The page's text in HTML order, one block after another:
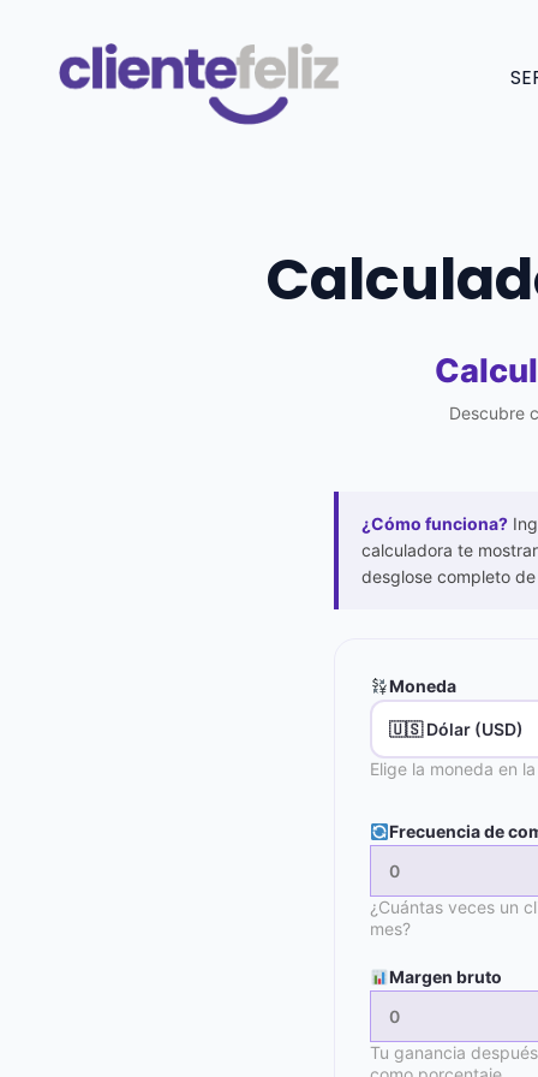
contenido
Descubre
¿Cómo funciona?
calculadora te
desglose completo
Moneda
Elige la moneda en
Frecuencia de
¿Cuántas veces un
mes?
Margen bruto
Tu ganancia